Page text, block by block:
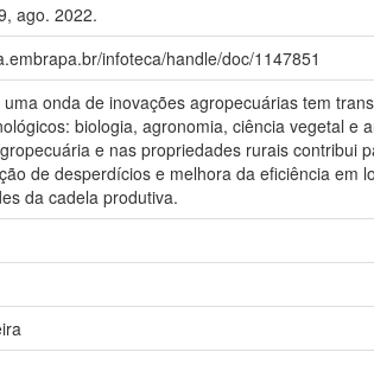
ago. 2022.
infoteca/handle/doc/1147851
onda de inovações agropecuárias tem
biologia, agronomia, ciência vegetal e
e nas propriedades rurais contribui
de desperdícios e melhora da eficiência
da cadela produtiva.